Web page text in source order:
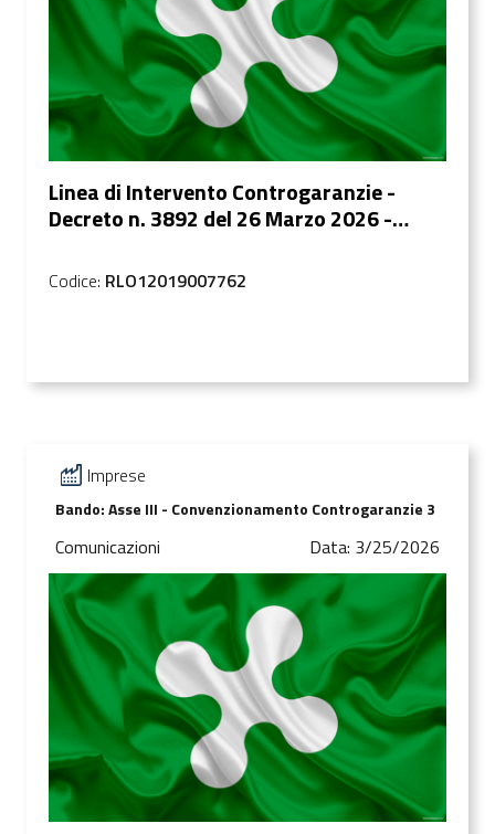
Linea di Intervento Controgaranzie -
Decreto n. 3892 del 26 Marzo 2026 -
escussio...
Codice: RLO12019007762
Imprese
Bando: Asse III - Convenzionamento Controgaranzie 3
Comunicazioni Data: 3/25/2026